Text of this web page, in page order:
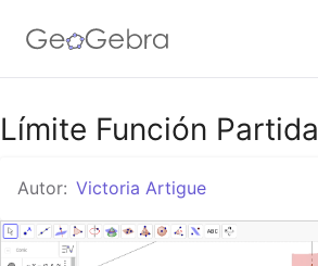
Google Classroom
GeoGebra Classroom
Límite Función Partida
Autor: Victoria Artigue